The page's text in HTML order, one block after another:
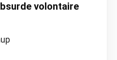
volontaire